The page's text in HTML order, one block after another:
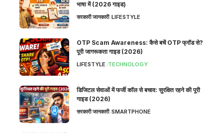
भाषा में (2026 गाइड)
सरकारी जानकारी LIFESTYLE
OTP Scam Awareness: कैसे बचें OTP फ्रॉड से?
पूरी जागरूकता गाइड (2026)
LIFESTYLE TECHNOLOGY
डिजिटल सेवाओं में फर्जी कॉल से बचाव: सुरक्षित रहने की पूरी
गाइड (2026)
सरकारी जानकारी SMARTPHONE